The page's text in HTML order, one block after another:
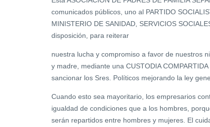
comunicados públicos, uno al PARTIDO
MINISTERIO DE SANIDAD, SERVICIOS
disposición, para reiterar
nuestra lucha y compromiso a favor de nuestros
y madre, mediante una CUSTODIA
sancionar los Sres. Políticos mejorando la ley
Cuando esto sea mayoritario, los empresarios
igualdad de condiciones que a los hombres,
serán repartidos entre hombres y mujeres. El